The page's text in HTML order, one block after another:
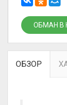
ОБМАН В
ОБЗОР